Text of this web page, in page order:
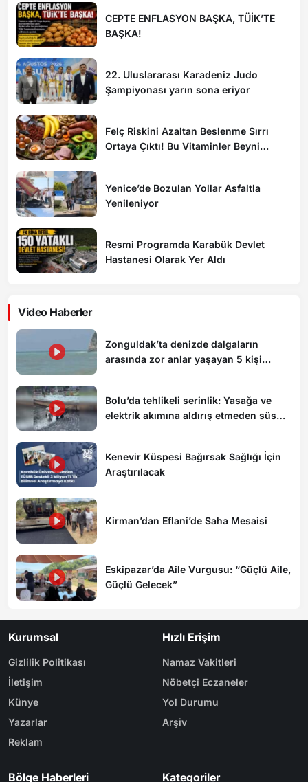
CEPTE ENFLASYON BAŞKA, TÜİK’TE
BAŞKA!
22. Uluslararası Karadeniz Judo
Şampiyonası yarın sona eriyor
Felç Riskini Azaltan Beslenme Sırrı
Ortaya Çıktı! Bu Vitaminler Beyni
Yenice’de Bozulan Yollar Asfaltla
Yenileniyor
Resmi Programda Karabük Devlet
Hastanesi Olarak Yer Aldı
Video Haberler
Zonguldak’ta denizde dalgaların
arasında zor anlar yaşayan 5 kişi
Bolu’da tehlikeli serinlik: Yasağa ve
elektrik akımına aldırış etmeden süs
Kenevir Küspesi Bağırsak Sağlığı İçin
Araştırılacak
Kirman’dan Eflani’de Saha Mesaisi
Eskipazar’da Aile Vurgusu: “Güçlü Aile,
Güçlü Gelecek”
Kurumsal
Gizlilik Politikası
İletişim
Künye
Yazarlar
Reklam
Hızlı Erişim
Namaz Vakitleri
Nöbetçi Eczaneler
Yol Durumu
Arşiv
Bölge Haberleri Kategoriler